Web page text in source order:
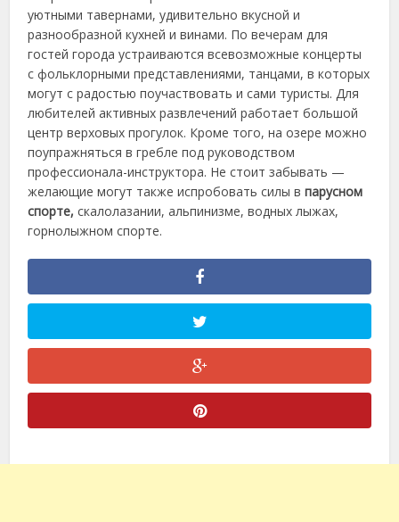
уютными тавернами, удивительно вкусной и
разнообразной кухней и винами. По вечерам для
гостей города устраиваются всевозможные концерты
с фольклорными представлениями, танцами, в которых
могут с радостью поучаствовать и сами туристы. Для
любителей активных развлечений работает большой
центр верховых прогулок. Кроме того, на озере можно
поупражняться в гребле под руководством
профессионала-инструктора. Не стоит забывать —
желающие могут также испробовать силы впарусном
спорте, скалолазании, альпинизме, водных лыжах,
горнолыжном спорте.